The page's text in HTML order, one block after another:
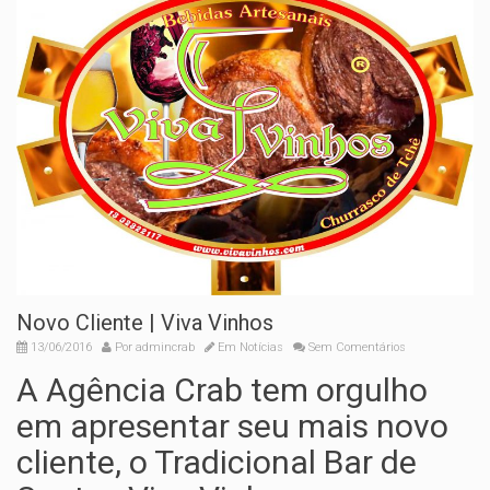
Novo Cliente | Viva Vinhos
13/06/2016 Por admincrab Em Notícias Sem Comentários
A Agência Crab tem orgulho
em apresentar seu mais novo
cliente, o Tradicional Bar de